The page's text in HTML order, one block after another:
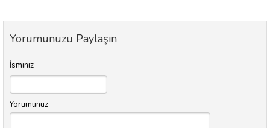
Yorumunuzu Paylaşın
İsminiz
Yorumunuz